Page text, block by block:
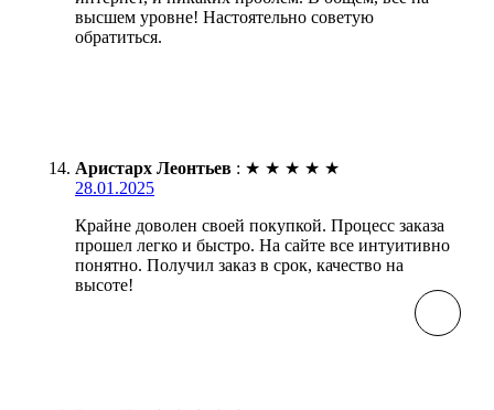
высшем уровне! Настоятельно советую
обратиться.
Аристарх Леонтьев : ★ ★ ★ ★ ★
28.01.2025
Крайне доволен своей покупкой. Процесс заказа
прошел легко и быстро. На сайте все интуитивно
понятно. Получил заказ в срок, качество на
высоте!